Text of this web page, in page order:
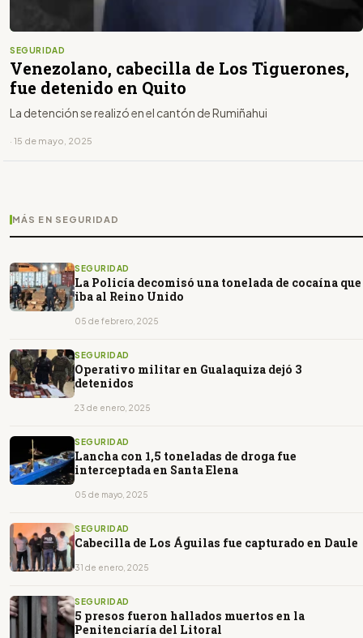
SEGURIDAD
Venezolano, cabecilla de Los Tiguerones,
fue detenido en Quito
La detención se realizó en el cantón de Rumiñahui
· 15 de mayo, 2025
MÁS EN SEGURIDAD
SEGURIDAD
La Policía decomisó una tonelada de cocaína que
iba al Reino Unido
05 de febrero, 2025
SEGURIDAD
Operativo militar en Gualaquiza dejó 3
detenidos
23 de enero, 2025
SEGURIDAD
Lancha con 1,5 toneladas de droga fue
interceptada en Santa Elena
05 de mayo, 2025
SEGURIDAD
Cabecilla de Los Águilas fue capturado en Daule
31 de enero, 2025
SEGURIDAD
5 presos fueron hallados muertos en la
Penitenciaría del Litoral